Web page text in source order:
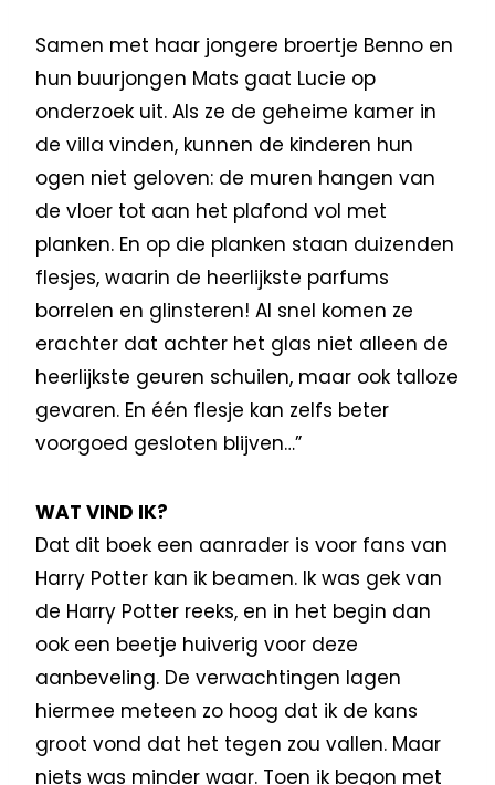
Samen met haar jongere broertje Benno en
hun buurjongen Mats gaat Lucie op
onderzoek uit. Als ze de geheime kamer in
de villa vinden, kunnen de kinderen hun
ogen niet geloven: de muren hangen van
de vloer tot aan het plafond vol met
planken. En op die planken staan duizenden
flesjes, waarin de heerlijkste parfums
borrelen en glinsteren! Al snel komen ze
erachter dat achter het glas niet alleen de
heerlijkste geuren schuilen, maar ook talloze
gevaren. En één flesje kan zelfs beter
voorgoed gesloten blijven…”
WAT VIND IK?
Dat dit boek een aanrader is voor fans van
Harry Potter kan ik beamen. Ik was gek van
de Harry Potter reeks, en in het begin dan
ook een beetje huiverig voor deze
aanbeveling. De verwachtingen lagen
hiermee meteen zo hoog dat ik de kans
groot vond dat het tegen zou vallen. Maar
niets was minder waar. Toen ik begon met